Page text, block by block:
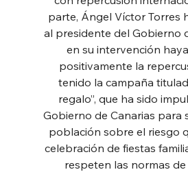
parte, Ángel Víctor Torres
al presidente del Gobierno
en su intervención
positivamente la
tenido la campaña
regalo”, que ha sido
Gobierno de Canarias para
población sobre el riesgo
celebración de fiestas
respeten las normas